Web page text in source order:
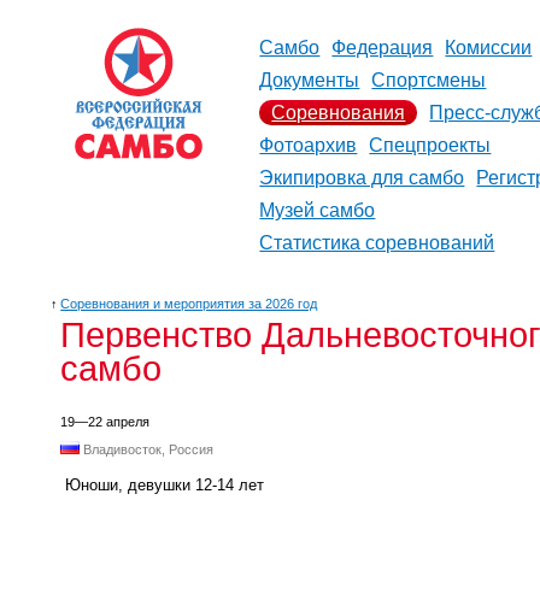
Самбо Федерация
Комиссии
Документы
Спортсмены
Соревнования
Пресс-
Фотоархив
Спецпроекты
Экипировка для самбо
Музей самбо
Статистика соревнований
↑ Соревнования и мероприятия за 2026 год
Первенство
самбо
19—22 апреля
Владивосток, Россия
Юноши, девушки 12-14 лет